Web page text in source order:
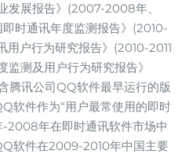
发展报告》(2007-2008年、
时通讯年度监测报告》(2010-
用户行为研究报告》(2010-2011
监测及用户行为研究报告》
腾讯公司QQ软件最早运行的版
软件作为“用户最常使用的即时
2008年在即时通讯软件市场中
软件在2009-2010年中国主要